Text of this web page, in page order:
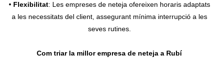
• Flexibilitat: Les empreses de neteja ofereixen horaris adaptats
a les necessitats del client, assegurant mínima interrupció a les
seves rutines.
Com triar la millor empresa de neteja a Rubí